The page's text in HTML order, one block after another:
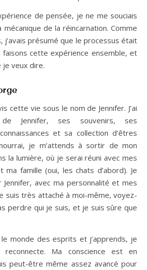
de pensée, je ne me souciais
de la réincarnation. Comme
j’avais présumé que le processus était
faisons cette expérience ensemble, et
veux dire.
cette vie sous le nom de Jennifer. J’ai
Jennifer, ses souvenirs, ses
et sa collection d’êtres
je m’attends à sortir de mon
la lumière, où je serai réuni avec mes
ma famille (oui, les chats d’abord). Je
Jennifer, avec ma personnalité et mes
suis très attaché à moi-même, voyez-
perdre qui je suis, et je suis sûre que
monde des esprits et j’apprends, je
Ma conscience est en
peut-être même assez avancé pour